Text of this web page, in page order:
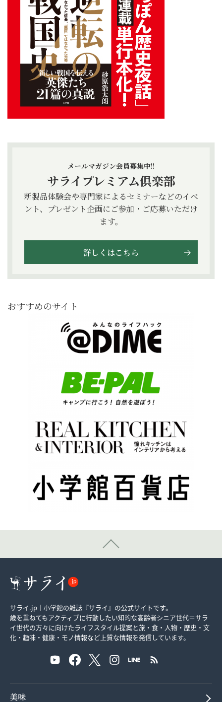
メールマガジン会員募集中!!
サライプレミアム倶楽部
新製品体験会や専門家によるセミナーなどのイベ
ント、プレゼント企画にご参加・ご応募いただけ
ます。
詳しくはこちら
おすすめのサイト
サライ.jp｜小学館の雑誌『サライ』の公式サイトです。
歳を重ねてもアクティブに行動したい知的な高齢者シニア世代＝サラ
イ世代の方々に向けたライフスタイル提案と旅・食・人物・歴史・文
化・趣味・健康・モノ情報など上質な情報を発信しています。
美味